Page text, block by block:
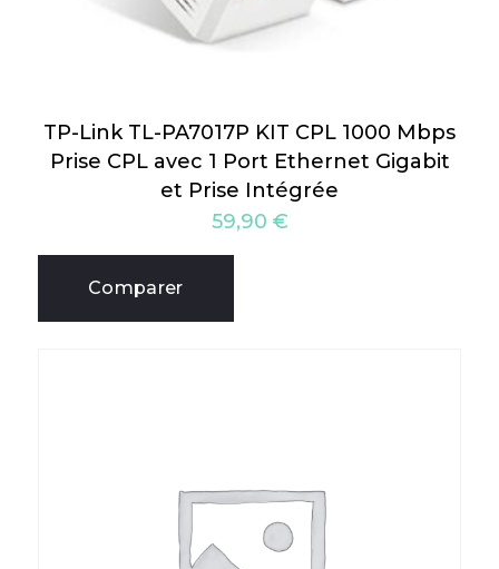
TP-Link TL-PA7017P KIT CPL 1000 Mbps
Prise CPL avec 1 Port Ethernet Gigabit
et Prise Intégrée
59,90 €
Comparer